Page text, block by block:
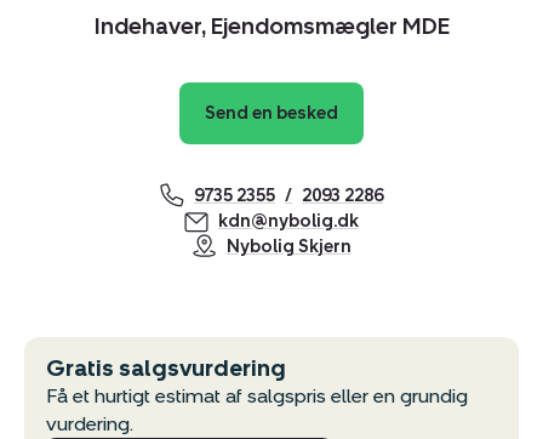
Indehaver, Ejendomsmægler MDE
Send en besked
9735 2355
2093 2286
kdn@nybolig.dk
Nybolig Skjern
Gratis salgsvurdering
Få et hurtigt estimat af salgspris eller en grundig
vurdering.